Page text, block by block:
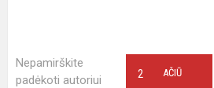
Nepamirškite
padėkoti autoriui
AČIŪ
2